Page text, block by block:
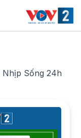
Nhịp Sống 24h